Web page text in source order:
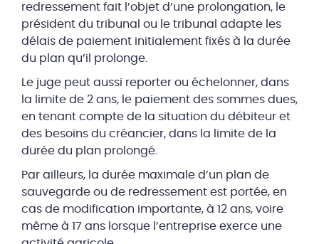
redressement fait l’objet d’une prolongation, le
président du tribunal ou le tribunal adapte les
délais de paiement initialement fixés à la durée
du plan qu’il prolonge.
Le juge peut aussi reporter ou échelonner, dans
la limite de 2 ans, le paiement des sommes dues,
en tenant compte de la situation du débiteur et
des besoins du créancier, dans la limite de la
durée du plan prolongé.
Par ailleurs, la durée maximale d’un plan de
sauvegarde ou de redressement est portée, en
cas de modification importante, à 12 ans, voire
même à 17 ans lorsque l’entreprise exerce une